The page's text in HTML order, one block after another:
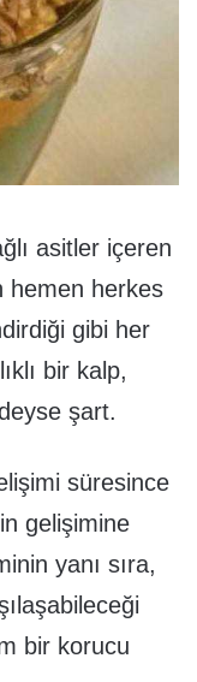
asitler içeren
hemen herkes
gibi her
bir kalp,
şart.
süresince
gelişimine
yanı sıra,
bir korucu